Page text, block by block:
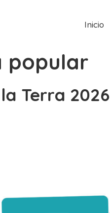
Inicio
popular
Terra 2026